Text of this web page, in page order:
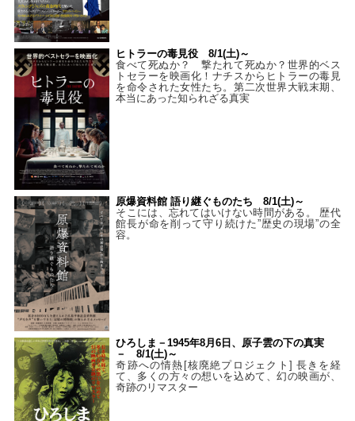
ヒトラーの毒見役 8/1(土)～
食べて死ぬか？ 撃たれて死ぬか？世界的ベス
トセラーを映画化！ナチスからヒトラーの毒見
を命令された女性たち。第二次世界大戦末期、
本当にあった知られざる真実
原爆資料館 語り継ぐものたち 8/1(土)～
そこには、忘れてはいけない時間がある。 歴代
館長が命を削って守り続けた”歴史の現場”の全
容。
ひろしま－1945年8月6日、原子雲の下の真実
－ 8/1(土)～
奇跡への情熱[核廃絶プロジェクト] 長きを経
て、多くの方々の想いを込めて、幻の映画が、
奇跡のリマスター